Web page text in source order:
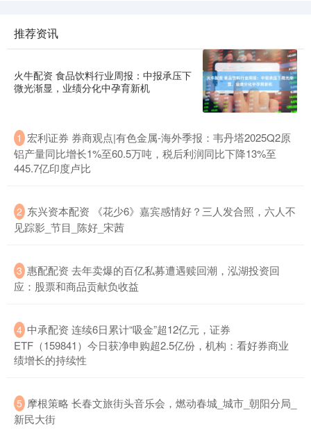
推荐资讯
火牛配资 食品饮料行业周报：中报承压下
微光渐显，业绩分化中孕育新机
1 宏利证券 券商观点|有色金属-海外季报：韦丹塔2025Q2原
铝产量同比增长1%至60.5万吨，税后利润同比下降13%至
445.7亿印度卢比
2 东兴资本配资 《花少6》嘉宾感情好？三人发合照，六人不
见踪影_节目_陈好_宋茜
3 惠配配资 去年卖爆的百亿私募遭遇赎回潮，泓湖投资回
应：股票和商品贡献负收益
4 中承配资 连续6日累计“吸金”超12亿元，证券
ETF（159841）今日获净申购超2.5亿份，机构：看好券商业
绩增长的持续性
5 摩根策略 长春文旅街头音乐会，燃动春城_城市_朝阳分局_
新民大街